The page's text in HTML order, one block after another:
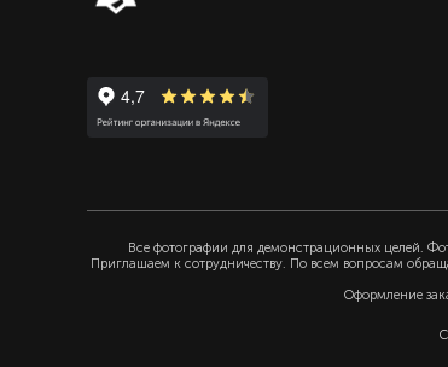
Все фотографии для демонстрационных целей.
Приглашаем к сотрудничеству. По всем вопросам
Оформление